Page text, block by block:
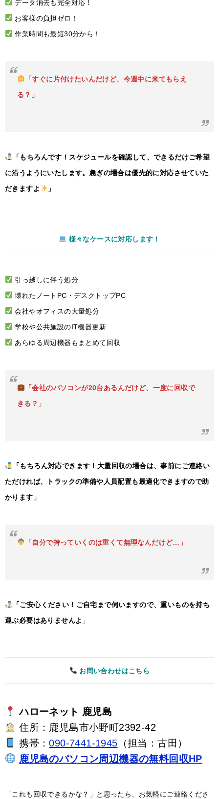
データ消去も完全対応！
お客様の負担ゼロ！
作業時間も最短30分から！
「すぐに片付けたいんだけど、今週中に来てもらえ
る？」
「もちろんです！スケジュールを確認して、できるだけご希望
に沿うようにいたします。急ぎの場合は優先的に対応させていた
だきますよ
」
様々なケースに対応します！
引っ越しに伴う処分
壊れたノートPC・デスクトップPC
会社やオフィスの大量処分
学校や公共施設のIT機器更新
あらゆる周辺機器もまとめて回収
「会社のパソコンが20台あるんだけど、一度に回収で
きる？」
「もちろん対応できます！大量回収の場合は、事前にご連絡い
ただければ、トラックの準備や人員配置も最適化できますので助
かります」
「自分で持っていくのは重くて無理なんだけど…」
「ご安心ください！ご自宅まで伺いますので、重いものを持ち
運ぶ必要はありませんよ 」
お問い合わせはこちら
ハローネット 鹿児島
住所：鹿児島市小野町2392-42
携帯：090-7441-1945 （担当：古田）
鹿児島のパソコン周辺機器の無料回収HP
「これも回収できるかな？」と思ったら、お気軽にご連絡くださ